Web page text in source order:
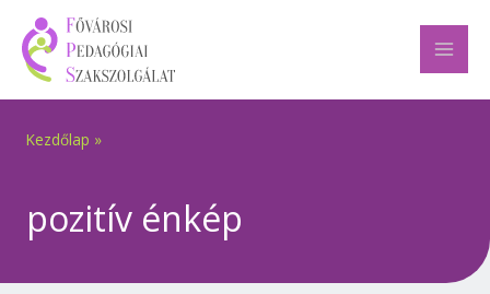
content
Kezdőlap »
pozitív énkép